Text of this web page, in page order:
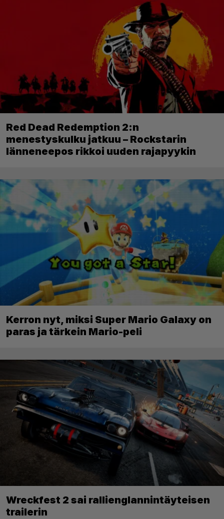
Red Dead Redemption 2:n
menestyskulku jatkuu – Rockstarin
länneneepos rikkoi uuden rajapyykin
Kerron nyt, miksi Super Mario Galaxy on
paras ja tärkein Mario-peli
Wreckfest 2 sai rallienglannintäyteisen
trailerin